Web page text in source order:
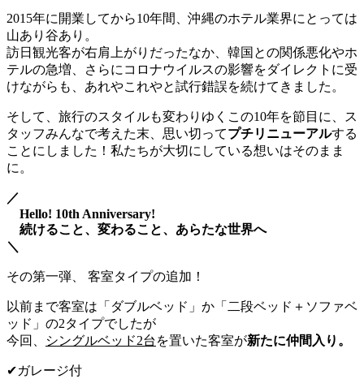
2015年に開業してから10年間、沖縄のホテル業界にとっては
山あり谷あり。
訪日観光客が右肩上がりだったなか、韓国との関係悪化やホ
テルの急増、さらにコロナウイルスの影響をダイレクトに受
けながらも、あれやこれやと試行錯誤を続けてきました。
そして、旅行のスタイルも変わりゆくこの10年を節目に、ス
タッフみんなで考えた末、思い切ってプチリニューアルする
ことにしました！私たちが大切にしている想いはそのまま
に。
／
Hello! 10th Anniversary!
続けること、変わること、あらたな世界へ
＼
その第一弾、 客室タイプの追加！
以前まで客室は「ダブルベッド」か「二段ベッド＋ソファベ
ッド」の2タイプでしたが
今回、
シングルベッド2台 を置いた客室が新たに仲間入り。
✔︎ガレージ付